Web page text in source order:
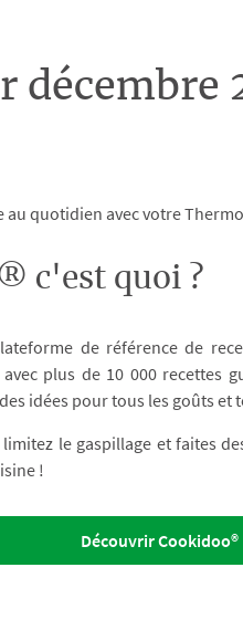
décembre
quotidien avec votre
c'est quoi ?
de référence de
plus de 10 000 recettes
idées pour tous les goûts et
le gaspillage et faites
!
Découvrir Cookidoo®